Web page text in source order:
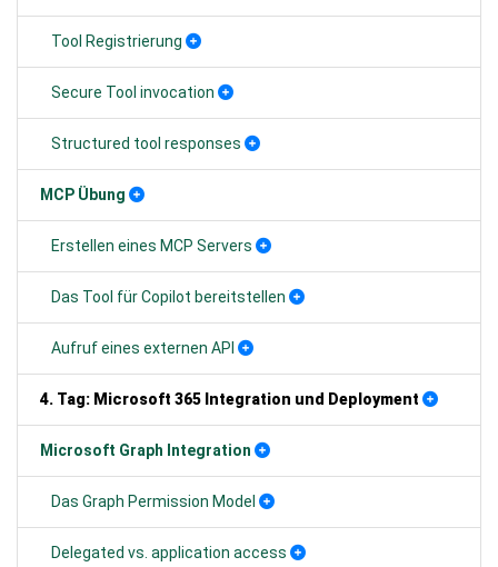
Tool Registrierung
Secure Tool invocation
Structured tool responses
MCP Übung
Erstellen eines MCP Servers
Das Tool für Copilot bereitstellen
Aufruf eines externen API
4. Tag: Microsoft 365 Integration und Deployment
Microsoft Graph Integration
Das Graph Permission Model
Delegated vs. application access